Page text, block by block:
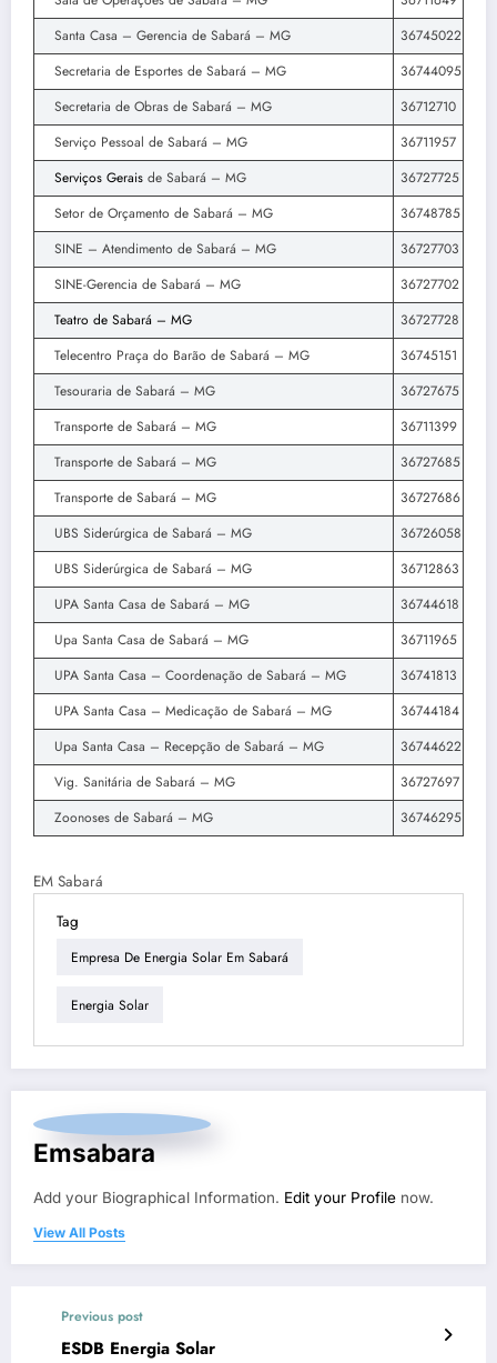
Santa Casa – Gerencia de Sabará – MG
36745022
Secretaria de Esportes de Sabará – MG
36744095
Secretaria de Obras de Sabará – MG
36712710
Serviço Pessoal de Sabará – MG
36711957
Serviços Gerais de Sabará – MG
36727725
Setor de Orçamento de Sabará – MG
36748785
SINE – Atendimento de Sabará – MG
36727703
SINE-Gerencia de Sabará – MG
36727702
Teatro de Sabará – MG
36727728
Telecentro Praça do Barão de Sabará – MG
36745151
Tesouraria de Sabará – MG
36727675
Transporte de Sabará – MG
36711399
Transporte de Sabará – MG
36727685
Transporte de Sabará – MG
36727686
UBS Siderúrgica de Sabará – MG
36726058
UBS Siderúrgica de Sabará – MG
36712863
UPA Santa Casa de Sabará – MG
36744618
Upa Santa Casa de Sabará – MG
36711965
UPA Santa Casa – Coordenação de Sabará – MG
36741813
UPA Santa Casa – Medicação de Sabará – MG
36744184
Upa Santa Casa – Recepção de Sabará – MG
36744622
Vig. Sanitária de Sabará – MG
36727697
Zoonoses de Sabará – MG
36746295
EM Sabará
Tag
Empresa De Energia Solar Em Sabará
Energia Solar
Emsabara
Add your Biographical Information. Edit your Profile now.
View All Posts
Previous post
ESDB Energia Solar